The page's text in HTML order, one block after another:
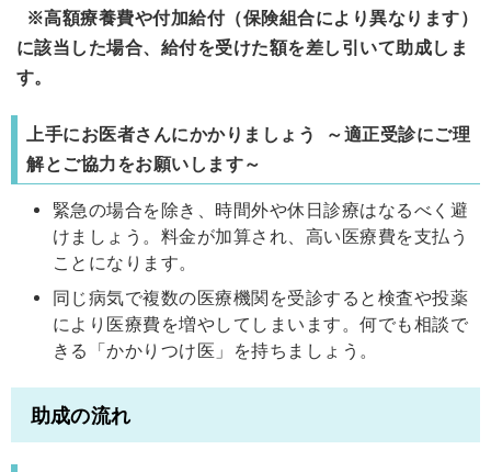
※高額療養費や付加給付（保険組合により異なります）
に該当した場合、給付を受けた額を差し引いて助成しま
す。
上手にお医者さんにかかりましょう ～適正受診にご理
解とご協力をお願いします～
緊急の場合を除き、時間外や休日診療はなるべく避
けましょう。料金が加算され、高い医療費を支払う
ことになります。
同じ病気で複数の医療機関を受診すると検査や投薬
により医療費を増やしてしまいます。何でも相談で
きる「かかりつけ医」を持ちましょう。
助成の流れ